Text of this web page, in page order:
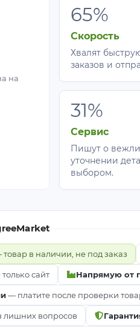
культуры
укладывать
разрыхлите и
. На стыках делайте
, колышками или
надрезыв местах
волокно или
на
65%
Скорость
Хвалят
заказов и
31%
Сервис
Пишут о
уточнении
выбором.
в наличии, не под заказ
сайт Напрямую от
— платите после проверки
лишних вопросов